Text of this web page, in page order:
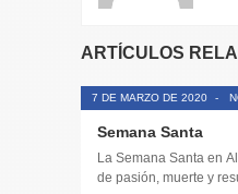
ARTÍCULOS
7 DE MARZO DE 2020 -
Semana Santa
La Semana Santa en
de pasión, muerte y